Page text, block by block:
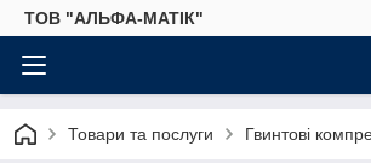
ТОВ "АЛЬФА-МАТІК"
Товари та послуги Гвинтові